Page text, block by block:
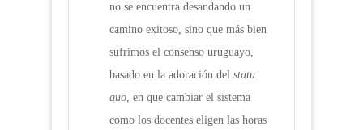
no se encuentra desandando un
camino exitoso, sino que más bien
sufrimos el consenso uruguayo,
basado en la adoración del statu
quo, en que cambiar el sistema
como los docentes eligen las horas